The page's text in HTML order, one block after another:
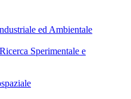
ed Ambientale
Sperimentale e